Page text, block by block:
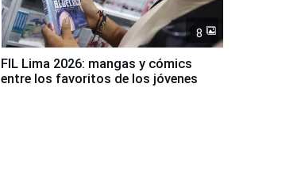
8
FIL Lima 2026: mangas y cómics
entre los favoritos de los jóvenes